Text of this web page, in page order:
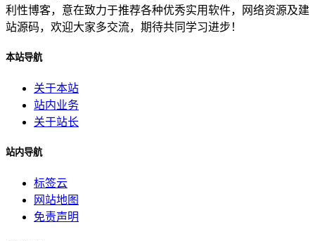
利性博客，意在致力于推荐各种优秀实用软件，网络资源及建
站源码，欢迎大家多交流，期待共同学习进步！
本站导航
关于本站
站内业务
关于站长
站内导航
标签云
网站地图
免责声明